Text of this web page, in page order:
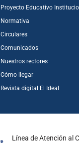
Proyecto Educativo
Normativa
Circulares
Comunicados
Nuestros rectores
Cómo llegar
Revista digital El Ideal
Línea de Atención al